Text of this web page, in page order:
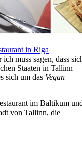
in Riga
muss sagen, dass
Staaten in Tallinn
sich um das Vegan
im Baltikum
von Tallinn, die